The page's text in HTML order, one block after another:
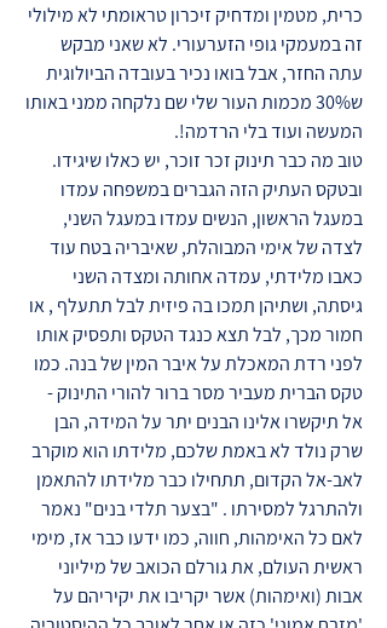
כרית, מטמין ומדחיק זיכרון טראומתי לא מילולי
זה במעמקי גופי הזערעורי. לא שאני מבקש
עתה החזר, אבל בואו נכיר בעובדה הביולוגית
ש30% מכמות העור שלי שם נלקחה ממני באותו
המעשה ועוד בלי הרדמה!.
טוב מה כבר תינוק זכר זוכר, יש כאלו שיגידו.
ובטקס העתיק הזה הגברים במשפחה עמדו
במעגל הראשון, הנשים עמדו במעגל השני,
לצדה של אימי המבוהלת, שאיבריה בטח עוד
כאבו מלידתי, עמדה אחותה ומצדה השני
גיסתה, ושתיהן תמכו בה פיזית לבל תתעלף , או
חמור מכך, לבל תצא כנגד הטקס ותפסיק אותו
לפני רדת המאכלת על איבר המין של בנה. כמו
טקס הברית מעביר מסר ברור להורי התינוק -
אל תיקשרו אלינו הבנים יתר על המידה, הבן
שרק נולד לא באמת שלכם, מלידתו הוא מוקרב
לאב-אל הקדום, תתחילו כבר מלידתו להתאמן
ולהתרגל למסירתו . "בצער תלדי בנים" נאמר
לאם כל האימהות, חווה, כמו ידעו כבר אז, מימי
ראשית העולם, את גורלם הכואב של מיליוני
אבות (ואימהות) אשר יקריבו את יקיריהם על